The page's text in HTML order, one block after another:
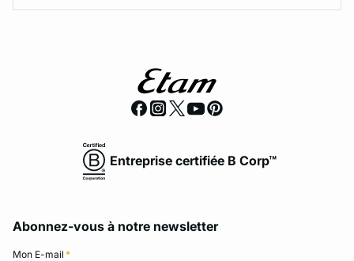
Entreprise certifiée B Corp™
Abonnez-vous à notre newsletter
Mon E-mail *